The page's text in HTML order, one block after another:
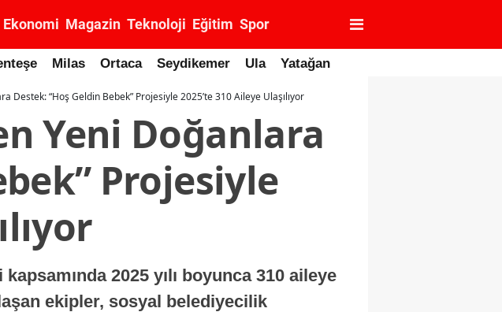
Ekonomi Magazin Teknoloji Eğitim Spor
Milas Ortaca Seydikemer Ula Yatağan
Destek: “Hoş Geldin Bebek” Projesiyle 2025’te 310 Aileye Ulaşılıyor
Yeni Doğanlara
Projesiyle
2025 yılı boyunca 310 aileye
ekipler, sosyal belediyecilik